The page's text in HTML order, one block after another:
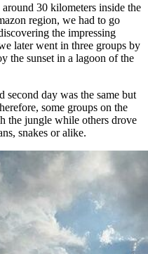
30 kilometers inside the
region, we had to go
the impressing
later went in three groups by
the sunset in a lagoon of the
second day was the same but
some groups on the
the jungle while others drove
snakes or alike.